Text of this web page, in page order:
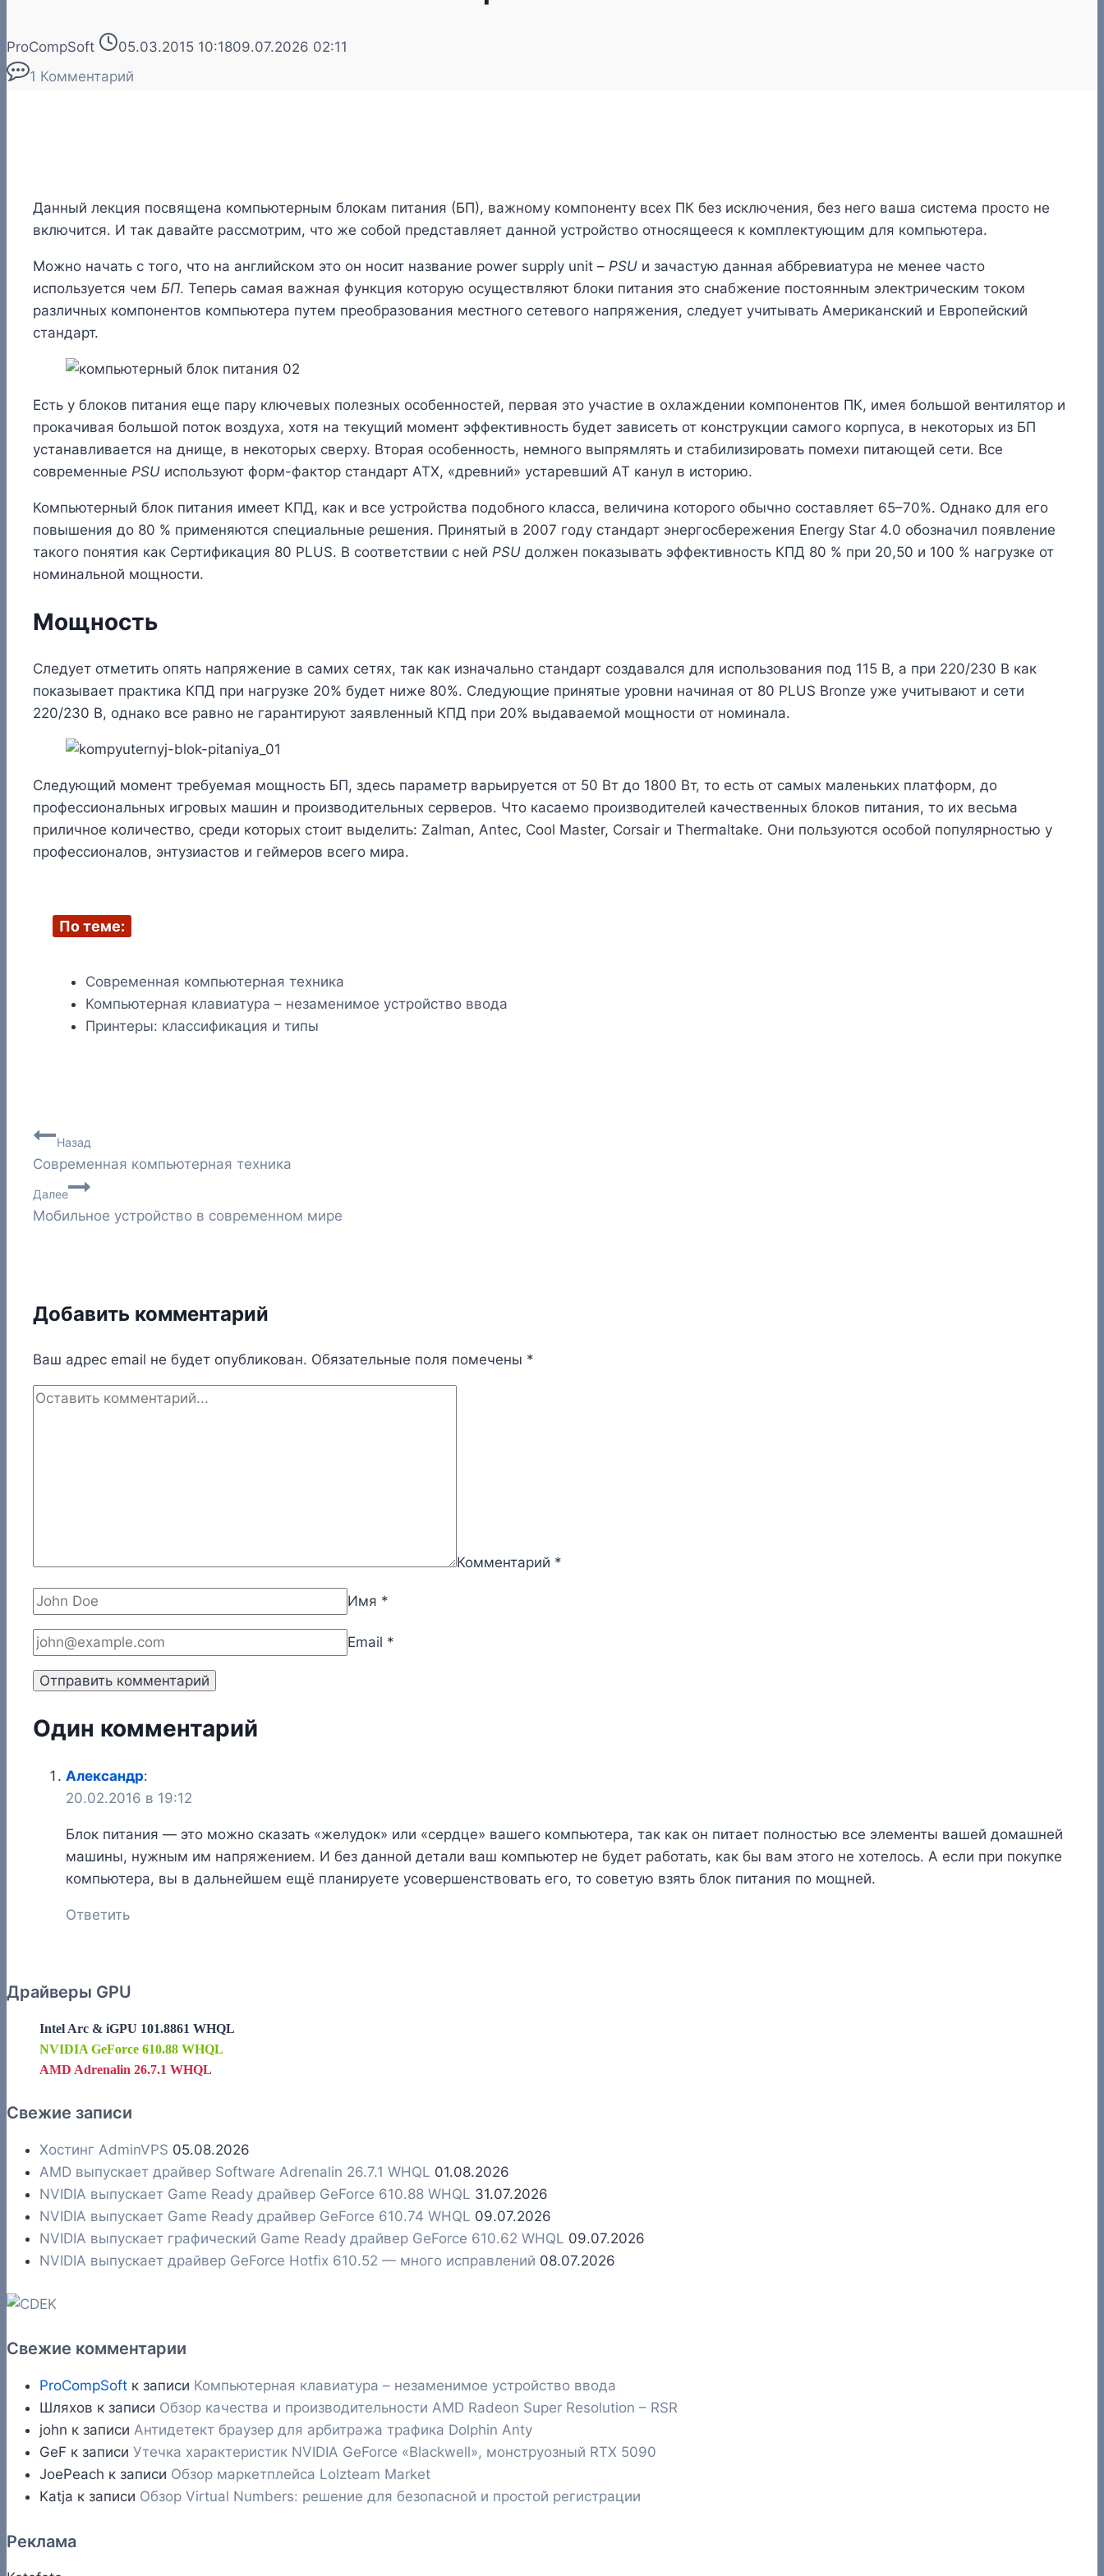
ProCompSoft 05.03.2015 10:1809.07.2026 02:11
1 Комментарий
Данный лекция посвящена компьютерным блокам питания (БП), важному компоненту всех ПК без исключения, без него ваша система просто не
включится. И так давайте рассмотрим, что же собой представляет данной устройство относящееся к комплектующим для компьютера.
Можно начать с того, что на английском это он носит название power supply unit – PSU и зачастую данная аббревиатура не менее часто
используется чем БП. Теперь самая важная функция которую осуществляют блоки питания это снабжение постоянным электрическим током
различных компонентов компьютера путем преобразования местного сетевого напряжения, следует учитывать Американский и Европейский
стандарт.
Есть у блоков питания еще пару ключевых полезных особенностей, первая это участие в охлаждении компонентов ПК, имея большой вентилятор и
прокачивая большой поток воздуха, хотя на текущий момент эффективность будет зависеть от конструкции самого корпуса, в некоторых из БП
устанавливается на днище, в некоторых сверху. Вторая особенность, немного выпрямлять и стабилизировать помехи питающей сети. Все
современные PSU используют форм-фактор стандарт ATX, «древний» устаревший AT канул в историю.
Компьютерный блок питания имеет КПД, как и все устройства подобного класса, величина которого обычно составляет 65–70%. Однако для его
повышения до 80 % применяются специальные решения. Принятый в 2007 году стандарт энергосбережения Energy Star 4.0 обозначил появление
такого понятия как Сертификация 80 PLUS. В соответствии с ней PSU должен показывать эффективность КПД 80 % при 20,50 и 100 % нагрузке от
номинальной мощности.
Мощность
Следует отметить опять напряжение в самих сетях, так как изначально стандарт создавался для использования под 115 В, а при 220/230 В как
показывает практика КПД при нагрузке 20% будет ниже 80%. Следующие принятые уровни начиная от 80 PLUS Bronze уже учитывают и сети
220/230 В, однако все равно не гарантируют заявленный КПД при 20% выдаваемой мощности от номинала.
Следующий момент требуемая мощность БП, здесь параметр варьируется от 50 Вт до 1800 Вт, то есть от самых маленьких платформ, до
профессиональных игровых машин и производительных серверов. Что касаемо производителей качественных блоков питания, то их весьма
приличное количество, среди которых стоит выделить: Zalman, Antec, Cool Master, Corsair и Thermaltake. Они пользуются особой популярностью у
профессионалов, энтузиастов и геймеров всего мира.
По теме:
Современная компьютерная техника
Компьютерная клавиатура – незаменимое устройство ввода
Принтеры: классификация и типы
Навигация
по
записям
Назад
Современная компьютерная техника
Далее
Мобильное устройство в современном мире
Добавить комментарий
Ваш адрес email не будет опубликован. Обязательные поля помечены *
Комментарий *
Имя *
Email *
Один комментарий
Александр:
20.02.2016 в 19:12
Блок питания — это можно сказать «желудок» или «сердце» вашего компьютера, так как он питает полностью все элементы вашей домашней
машины, нужным им напряжением. И без данной детали ваш компьютер не будет работать, как бы вам этого не хотелось. А если при покупке
компьютера, вы в дальнейшем ещё планируете усовершенствовать его, то советую взять блок питания по мощней.
Ответить
Драйверы GPU
Intel Arc & iGPU 101.8861 WHQL
NVIDIA GeForce 610.88 WHQL
AMD Adrenalin 26.7.1 WHQL
Свежие записи
Хостинг AdminVPS 05.08.2026
AMD выпускает драйвер Software Adrenalin 26.7.1 WHQL 01.08.2026
NVIDIA выпускает Game Ready драйвер GeForce 610.88 WHQL 31.07.2026
NVIDIA выпускает Game Ready драйвер GeForce 610.74 WHQL 09.07.2026
NVIDIA выпускает графический Game Ready драйвер GeForce 610.62 WHQL 09.07.2026
NVIDIA выпускает драйвер GeForce Hotfix 610.52 — много исправлений 08.07.2026
Свежие комментарии
ProCompSoft к записи Компьютерная клавиатура – незаменимое устройство ввода
Шляхов к записи Обзор качества и производительности AMD Radeon Super Resolution – RSR
john к записи Антидетект браузер для арбитража трафика Dolphin Anty
GeF к записи Утечка характеристик NVIDIA GeForce «Blackwell», монструозный RTX 5090
JoePeach к записи Обзор маркетплейса Lolzteam Market
Katja к записи Обзор Virtual Numbers: решение для безопасной и простой регистрации
Реклама